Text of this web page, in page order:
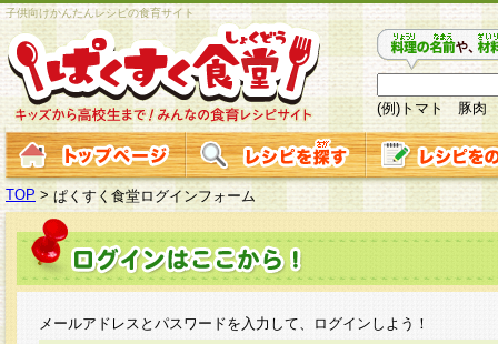
子供向けかんたんレシピの食育サイト
(例)トマト 豚肉
TOP > ぱくすく食堂ログインフォーム
メールアドレスとパスワードを入力して、ログインしよう！